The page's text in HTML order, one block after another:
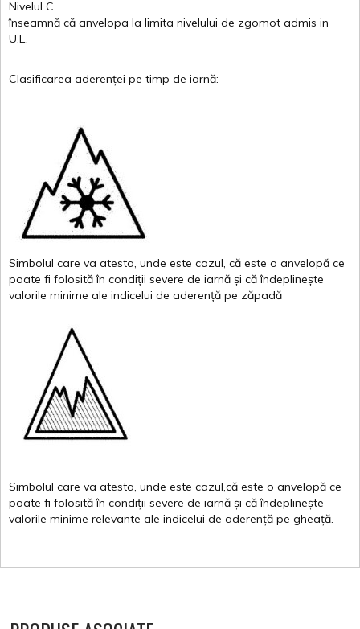
Nivelul C
înseamnă că anvelopa la limita nivelului de zgomot admis in
U.E.
Clasificarea aderenței pe timp de iarnă:
Simbolul care va atesta, unde este cazul, că este o anvelopă ce
poate fi folosită în condiții severe de iarnă și că îndeplinește
valorile minime ale indicelui de aderență pe zăpadă
Simbolul care va atesta, unde este cazul,că este o anvelopă ce
poate fi folosită în condiții severe de iarnă și că îndeplinește
valorile minime relevante ale indicelui de aderență pe gheață.